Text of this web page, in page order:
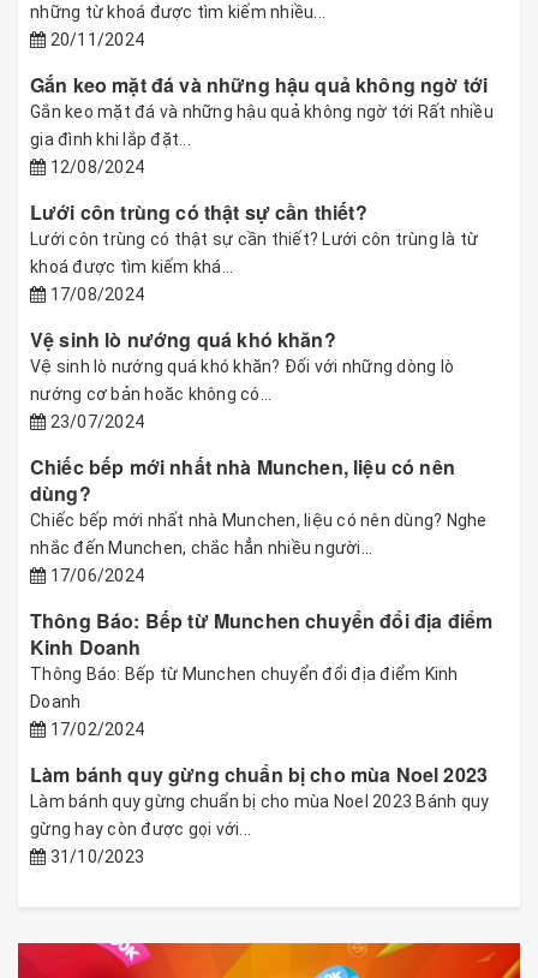
những từ khoá được tìm kiếm nhiều...
20/11/2024
Gắn keo mặt đá và những hậu quả không ngờ tới
Gắn keo mặt đá và những hậu quả không ngờ tới Rất nhiều
gia đình khi lắp đặt...
12/08/2024
Lưới côn trùng có thật sự cần thiết?
Lưới côn trùng có thật sự cần thiết? Lưới côn trùng là từ
khoá được tìm kiếm khá...
17/08/2024
Vệ sinh lò nướng quá khó khăn?
Vệ sinh lò nướng quá khó khăn? Đối với những dòng lò
nướng cơ bản hoăc không có...
23/07/2024
Chiếc bếp mới nhất nhà Munchen, liệu có nên
dùng?
Chiếc bếp mới nhất nhà Munchen, liệu có nên dùng? Nghe
nhắc đến Munchen, chắc hẳn nhiều người...
17/06/2024
Thông Báo: Bếp từ Munchen chuyển đổi địa điểm
Kinh Doanh
Thông Báo: Bếp từ Munchen chuyển đổi địa điểm Kinh
Doanh
17/02/2024
Làm bánh quy gừng chuẩn bị cho mùa Noel 2023
Làm bánh quy gừng chuẩn bị cho mùa Noel 2023 Bánh quy
gừng hay còn được gọi với...
31/10/2023